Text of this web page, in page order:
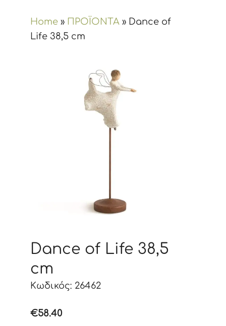
Home » ΠΡΟΪΟΝΤΑ » Dance of
Life 38,5 cm
Dance of Life 38,5
cm
Κωδικός: 26462
€58.40